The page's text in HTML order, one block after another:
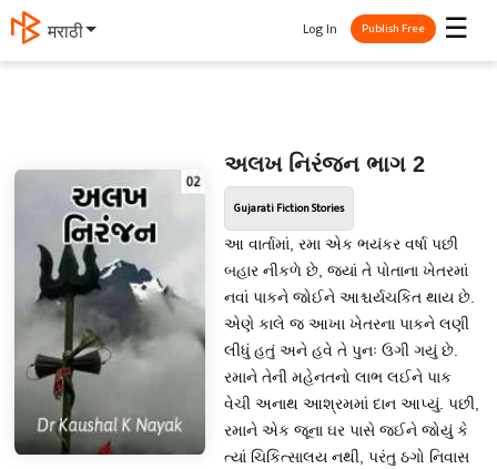
मराठी ☰
Log In Publish Free
અલખ નિરંજન ભાગ 2
Gujarati Fiction Stories
આ વાર્તામાં, રમા એક ભયંકર વર્ષા પછી
બહાર નીકળે છે, જ્યાં તે પોતાના ખેતરમાં
નવાં પાકને જોઈને આશ્ચર્યચકિત થાય છે.
એણે કાલે જ આખા ખેતરના પાકને લણી
લીધું હતું અને હવે તે પુનઃ ઉગી ગયું છે.
રમાને તેની મહેનતનો લાભ લઈને પાક
વેચી અનાથ આશ્રમમાં દાન આપ્યું. પછી,
રમાને એક જૂના ઘર પાસે જઈને જોયું કે
ત્યાં ચિકિત્સાલય નથી, પરંતુ ઠગો નિવાસ